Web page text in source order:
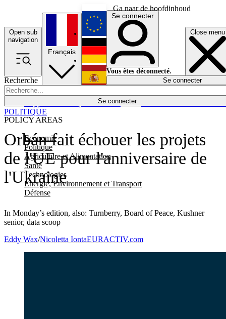
Ga naar de hoofdinhoud
Open sub
navigation
Close menu
Recherche
Se connecter
POLICY AREAS
Economie
Politique
Agriculture et Alimentation
Santé
Technologies
Energie, Environnement et Transport
Défense
Économie
Français
English
Deutsch
Español
Se connecter
Vous êtes déconnecté.
Se connecter
Orbán fait échouer les projets
de l'UE pour l'anniversaire de
l'Ukraine
In Monday’s edition, also: Turnberry, Board of Peace, Kushner
senior, data scoop
POLITIQUE
Eddy Wax/Nicoletta IontaEURACTIV.com